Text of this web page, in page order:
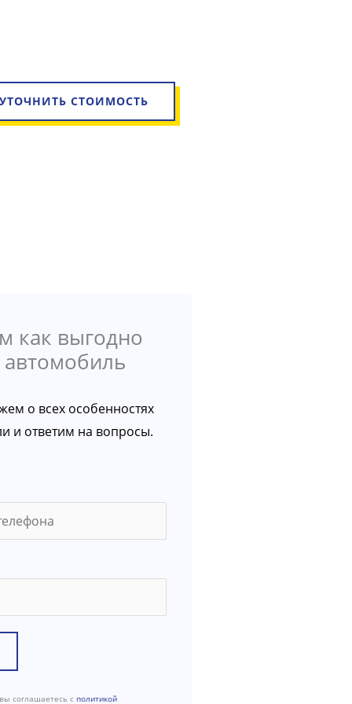
УТОЧНИТЬ СТОИМОСТЬ
как выгодно
автомобиль
о всех особенностях
и ответим на вопросы.
соглашаетесь с политикой